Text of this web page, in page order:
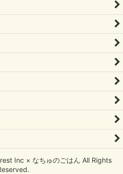
Inc × なちゅのごはん All Rights